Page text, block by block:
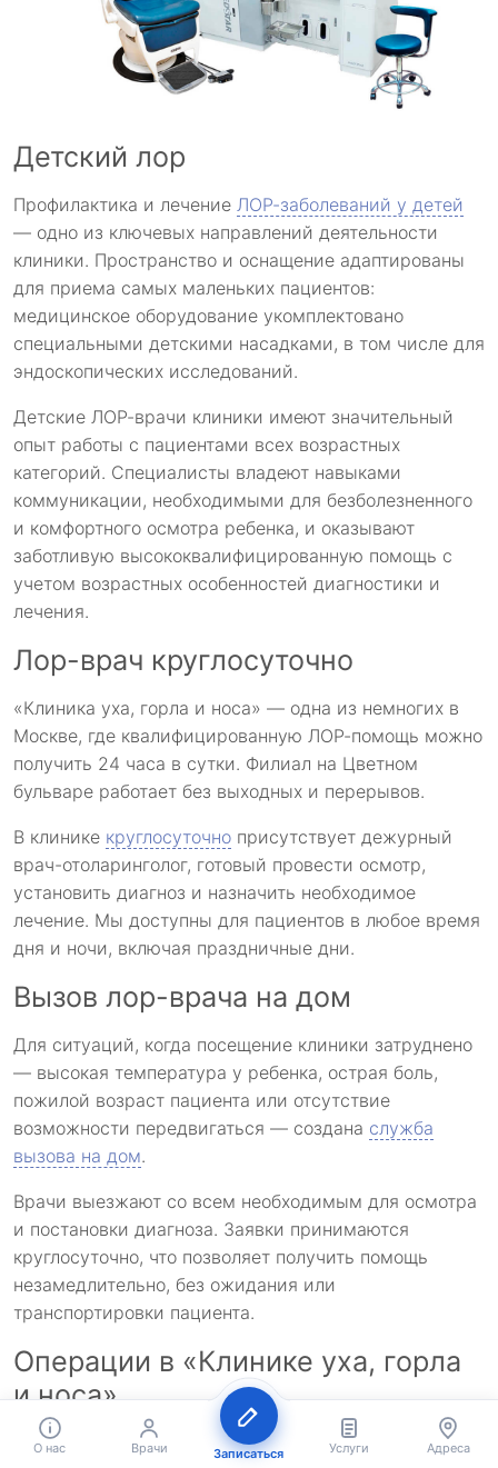
Детский лор
Профилактика и лечение ЛОР-заболеваний у детей
— одно из ключевых направлений деятельности
клиники. Пространство и оснащение адаптированы
для приема самых маленьких пациентов:
медицинское оборудование укомплектовано
специальными детскими насадками, в том числе для
эндоскопических исследований.
Детские ЛОР-врачи клиники имеют значительный
опыт работы с пациентами всех возрастных
категорий. Специалисты владеют навыками
коммуникации, необходимыми для безболезненного
и комфортного осмотра ребенка, и оказывают
заботливую высококвалифицированную помощь с
учетом возрастных особенностей диагностики и
лечения.
Лор-врач круглосуточно
«Клиника уха, горла и носа» — одна из немногих в
Москве, где квалифицированную ЛОР-помощь можно
получить 24 часа в сутки. Филиал на Цветном
бульваре работает без выходных и перерывов.
В клинике круглосуточно присутствует дежурный
врач-отоларинголог, готовый провести осмотр,
установить диагноз и назначить необходимое
лечение. Мы доступны для пациентов в любое время
дня и ночи, включая праздничные дни.
Вызов лор-врача на дом
Для ситуаций, когда посещение клиники затруднено
— высокая температура у ребенка, острая боль,
пожилой возраст пациента или отсутствие
возможности передвигаться — создана служба
вызова на дом.
Врачи выезжают со всем необходимым для осмотра
и постановки диагноза. Заявки принимаются
круглосуточно, что позволяет получить помощь
незамедлительно, без ожидания или
транспортировки пациента.
Операции в «Клинике уха, горла
и носа»
Хирургическое направлениеохватывает все
О нас Врачи Записаться Услуги Адреса